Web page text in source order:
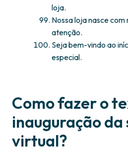
loja.
Nossa loja nasce
atenção.
Seja bem-vindo ao
especial.
Como fazer o
inauguração da
virtual?